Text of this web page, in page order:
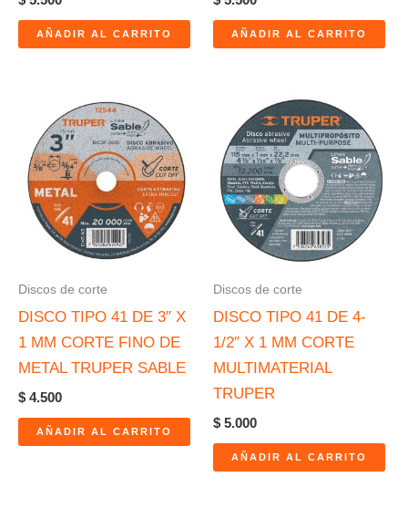
AÑADIR AL CARRITO AÑADIR AL CARRITO
Discos de corte
DISCO TIPO 41 DE 3″ X
1 MM CORTE FINO DE
METAL TRUPER SABLE
$ 4.500
AÑADIR AL CARRITO
Discos de corte
DISCO TIPO 41 DE 4-
1/2″ X 1 MM CORTE
MULTIMATERIAL
TRUPER
$ 5.000
AÑADIR AL CARRITO